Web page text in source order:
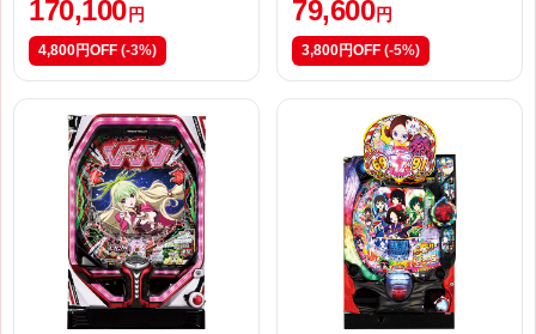
170,100 円
4,800円OFF (-3%)
79,600 円
3,800円OFF (-5%)